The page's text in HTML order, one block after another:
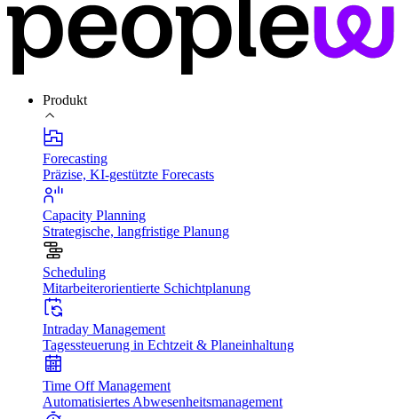
Produkt
Forecasting
Präzise, KI-gestützte Forecasts
Capacity Planning
Strategische, langfristige Planung
Scheduling
Mitarbeiterorientierte Schichtplanung
Intraday Management
Tagessteuerung in Echtzeit & Planeinhaltung
Time Off Management
Automatisiertes Abwesenheitsmanagement